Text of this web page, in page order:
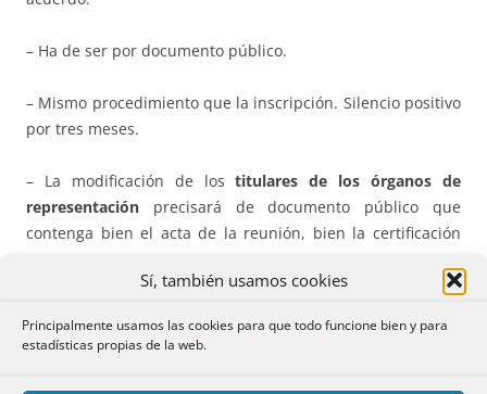
Sí, también usamos cookies
Principalmente usamos las cookies para que todo funcione bien y para
estadísticas propias de la web.
– Ha de ser por documento público.
– Mismo procedimiento que la inscripción. Silencio positivo
por tres meses.
– La modificación de lostitulares de los órganos de
representación precisará de documento público que
contenga bien el acta de la reunión, bien la certificación
deberá constar los requisitos del art. 14.
Lugares de culto. Las entidades inscritas podrán solicitar
conferirá personalidad jurídica propia.